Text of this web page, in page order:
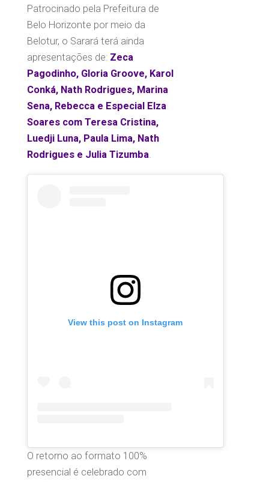
Patrocinado pela Prefeitura de
Belo Horizonte por meio da
Belotur, o Sarará terá ainda
apresentações de: Zeca
Pagodinho, Gloria Groove, Karol
Conká, Nath Rodrigues, Marina
Sena, Rebecca e Especial Elza
Soares com Teresa Cristina,
Luedji Luna, Paula Lima, Nath
Rodrigues e Julia Tizumba.
View this post on Instagram
O retorno ao formato 100%
presencial é celebrado com